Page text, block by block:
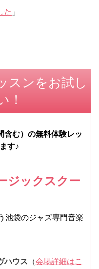
た 」
スンをお試し
！
含む）の無料体験レッ
す♪
ジックスクー
池袋のジャズ専門音楽
ハウス （会場詳細はこ